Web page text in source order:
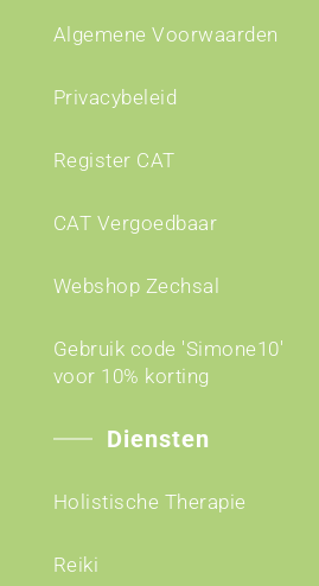
Algemene Voorwaarden
Privacybeleid
Register CAT
CAT Vergoedbaar
Webshop Zechsal
Gebruik code 'Simone10'
voor 10% korting
Diensten
Holistische Therapie
Reiki